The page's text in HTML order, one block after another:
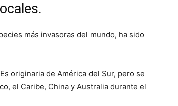
más invasoras del mundo, ha sido
Es originaria de América del Sur, pero se
el Caribe, China y Australia durante el